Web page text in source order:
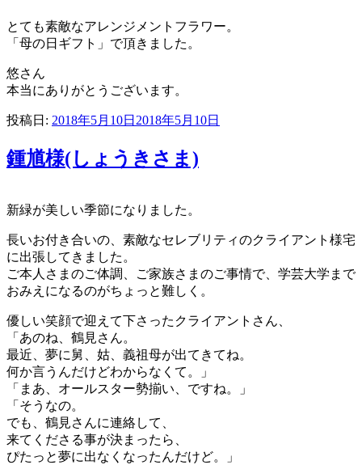
とても素敵なアレンジメントフラワー。
「母の日ギフト」で頂きました。
悠さん
本当にありがとうございます。
投稿日: 2018年5月10日 2018年5月10日
鍾馗様(しょうきさま)
新緑が美しい季節になりました。
長いお付き合いの、素敵なセレブリティのクライアント様宅
に出張してきました。
ご本人さまのご体調、ご家族さまのご事情で、学芸大学まで
おみえになるのがちょっと難しく。
優しい笑顔で迎えて下さったクライアントさん、
「あのね、鶴見さん。
最近、夢に舅、姑、義祖母が出てきてね。
何か言うんだけどわからなくて。」
「まあ、オールスター勢揃い、ですね。」
「そうなの。
でも、鶴見さんに連絡して、
来てくださる事が決まったら、
ぴたっと夢に出なくなったんだけど。」